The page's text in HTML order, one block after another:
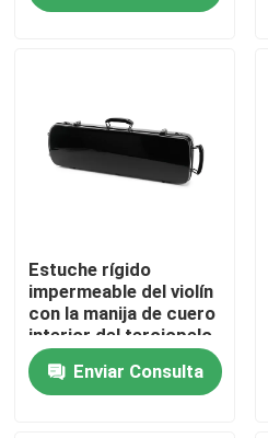
Viaje de la fábrica
Contacto los E.E.U.U.
Noticias
Estuche rígido
impermeable del violín
con la manija de cuero
interior del terciopelo
suave del bloqueo de
teclasEnviar Consulta